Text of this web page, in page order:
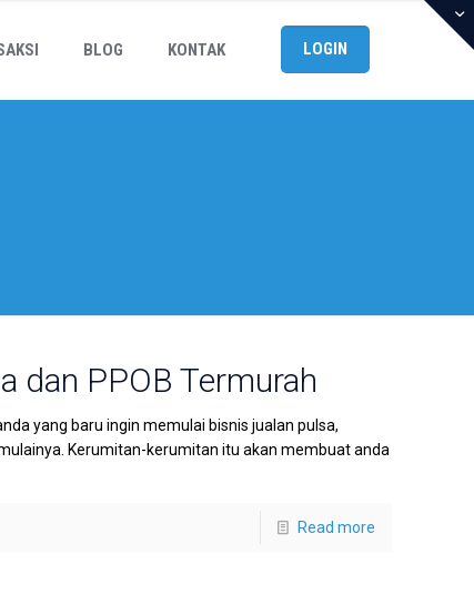
BLOG KONTAK LOGIN
dan PPOB Termurah
yang baru ingin memulai bisnis jualan pulsa,
Kerumitan-kerumitan itu akan membuat anda
Read more